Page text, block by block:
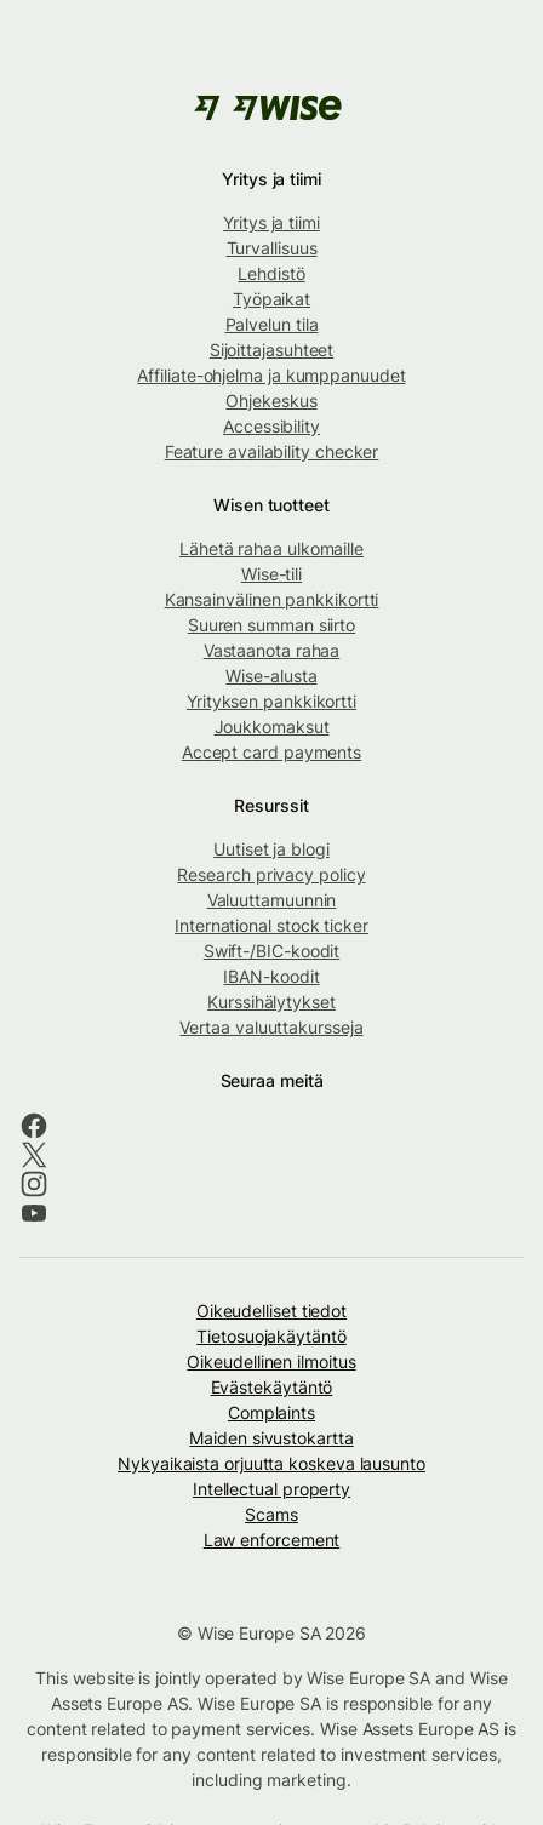
Yritys ja tiimi
Yritys ja tiimi
Turvallisuus
Lehdistö
Työpaikat
Palvelun tila
Sijoittajasuhteet
Affiliate-ohjelma ja kumppanuudet
Ohjekeskus
Accessibility
Feature availability checker
Wisen tuotteet
Lähetä rahaa ulkomaille
Wise-tili
Kansainvälinen pankkikortti
Suuren summan siirto
Vastaanota rahaa
Wise-alusta
Yrityksen pankkikortti
Joukkomaksut
Accept card payments
Resurssit
Uutiset ja blogi
Research privacy policy
Valuuttamuunnin
International stock ticker
Swift-/BIC-koodit
IBAN-koodit
Kurssihälytykset
Vertaa valuuttakursseja
Seuraa meitä
Oikeudelliset tiedot
Tietosuojakäytäntö
Oikeudellinen ilmoitus
Evästekäytäntö
Complaints
Maiden sivustokartta
Nykyaikaista orjuutta koskeva lausunto
Intellectual property
Scams
Law enforcement
© Wise Europe SA 2026
This website is jointly operated by Wise Europe SA and Wise
Assets Europe AS. Wise Europe SA is responsible for any
content related to payment services. Wise Assets Europe AS is
responsible for any content related to investment services,
including marketing.